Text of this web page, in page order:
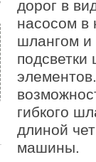
дорог в
насосом в
шлангом и
гибкого
длиной
машины.